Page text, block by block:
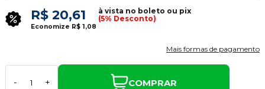
R$ 20,61
à vista no boleto ou pix
(5% Desconto)
Economize R$ 1,08
Mais formas de pagamento
- + COMPRAR